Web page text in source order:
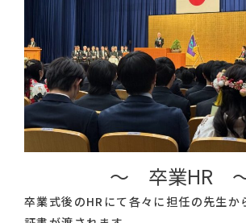
～ 卒業HR
卒業式後のHRにて各々に担任の先生か